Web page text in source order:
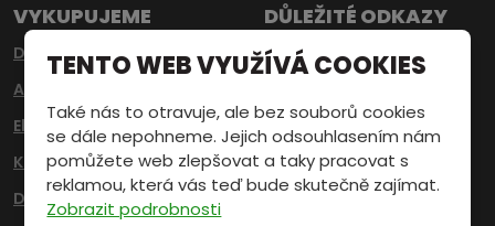
VYKUPUJEME
Druhotné suroviny
Autovraky
Elektroodpady
Katalyzátory
Drahé kovy
DŮLEŽITÉ ODKAZY
O nás
Svoz
Kontakt
Whistleblowing
TENTO WEB VYUŽÍVÁ COOKIES
Také nás to otravuje, ale bez souborů cookies
se dále nepohneme. Jejich odsouhlasením nám
pomůžete web zlepšovat a taky pracovat s
reklamou, která vás teď bude skutečně zajímat.
Zobrazit podrobnosti